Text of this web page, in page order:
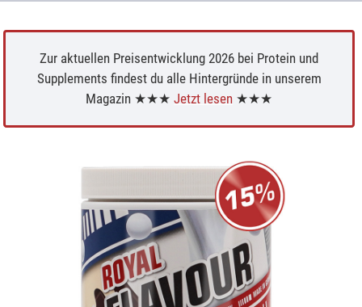
Zur aktuellen Preisentwicklung 2026 bei Protein und
Supplements findest du alle Hintergründe in unserem
Magazin ★★★Jetzt lesen ★★★